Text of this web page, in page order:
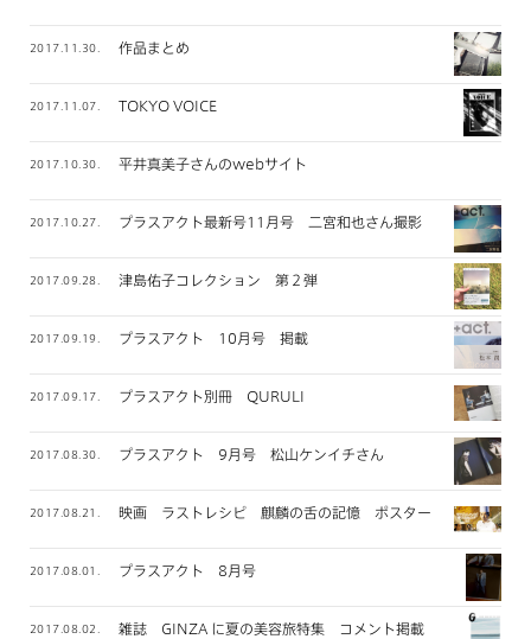
2017.11.30. 作品まとめ
2017.11.07. TOKYO VOICE
2017.10.30. 平井真美子さんのwebサイト
2017.10.27. プラスアクト最新号11月号 二宮和也さん撮影
2017.09.28. 津島佑子コレクション 第２弾
2017.09.19. プラスアクト 10月号 掲載
2017.09.17. プラスアクト別冊 QURULI
2017.08.30. プラスアクト 9月号 松山ケンイチさん
2017.08.21. 映画 ラストレシピ 麒麟の舌の記憶 ポスタービジュアル
2017.08.01. プラスアクト 8月号
2017.08.02. 雑誌 GINZA に夏の美容旅特集 コメント掲載